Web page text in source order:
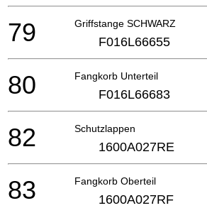
Griffstange SCHWARZ
79 F016L66655
Fangkorb Unterteil
80 F016L66683
Schutzlappen
82 1600A027RE
Fangkorb Oberteil
83 1600A027RF